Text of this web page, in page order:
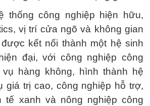
thống công nghiệp hiện hữu,
vị trí cửa ngõ và không gian
kết nối thành một hệ sinh
đại, với công nghiệp công
hàng không, hình thành hệ
giá trị cao, công nghiệp hỗ trợ,
tế xanh và nông nghiệp công